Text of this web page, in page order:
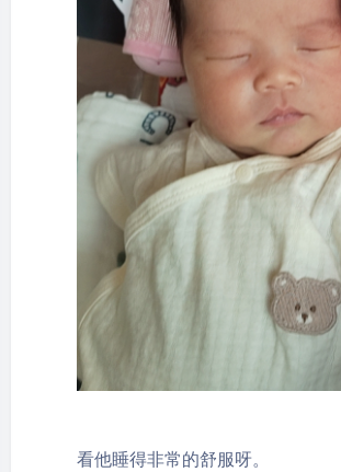
21:20 哎呀，这个这个好多东西真
说你吃相太难看了吧？你做一个
吧？你要别人能够真正的能够使
到感觉，你再收费，是不是？你
始要交钱。哎，holy shit，哎呀。
看他睡得非常的舒服呀。